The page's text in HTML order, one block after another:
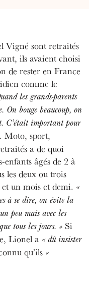
Vigné sont retraités
ils avaient choisi
de rester en France
comme le
les grands-parents
On bouge beaucoup, on
C’était important pour
Moto, sport,
a de quoi
enfants âgés de 2 à
les deux ou trois
un mois et demi. «
à se dire, on évite la
peu mais avec les
tous les jours. » Si
Lionel a « dû insister
qu’ils «